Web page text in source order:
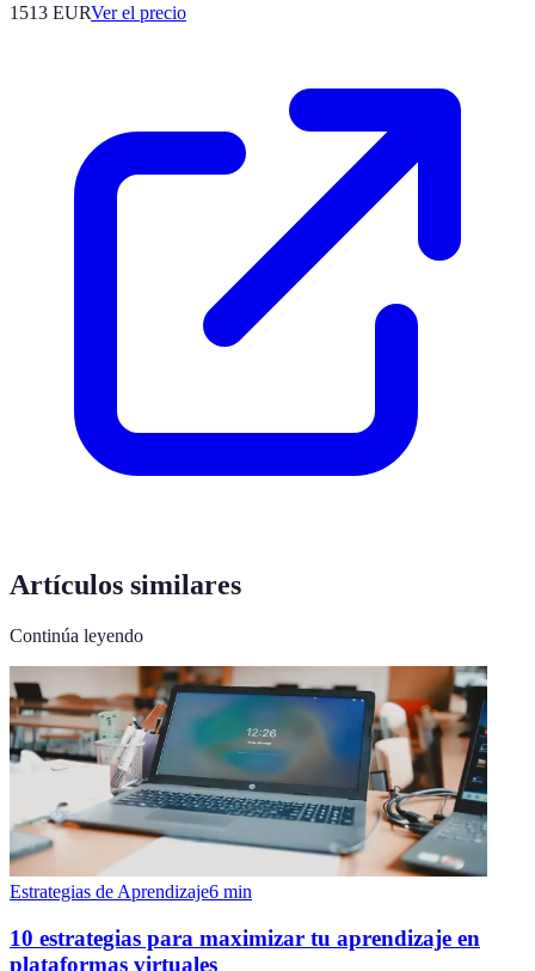
1513 EURVer el precio
Artículos similares
Continúa leyendo
Estrategias de Aprendizaje6 min
10 estrategias para maximizar tu aprendizaje en
plataformas virtuales